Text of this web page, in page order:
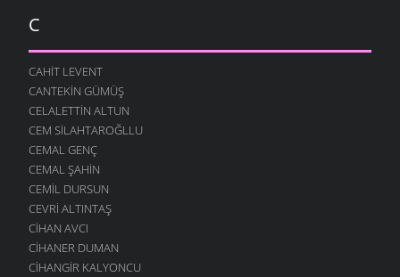
C
CAHIT LEVENT
CANTEKIN GÜMÜŞ
CELALETTIN ALTUN
CEM SILAHTAROĞLLU
CEMAL GENÇ
CEMAL ŞAHIN
CEMIL DURSUN
CEVRI ALTINTAŞ
CIHAN AVCI
CIHANER DUMAN
CIHANGIR KALYONCU